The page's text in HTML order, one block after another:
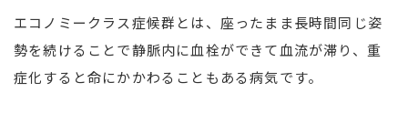
エコノミークラス症候群とは、座ったまま長時間同じ姿
勢を続けることで静脈内に血栓ができて血流が滞り、重
症化すると命にかかわることもある病気です。